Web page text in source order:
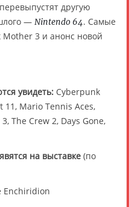
другую
— Nintendo 64. Самые
3 и анонс новой
увидеть: Cyberpunk
11, Mario Tennis Aces,
The Crew 2, Days Gone,
на выставке (по
Enchiridion